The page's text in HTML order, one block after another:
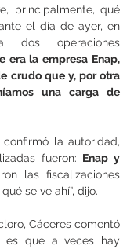
principalmente, qué
el día de ayer, en
dos operaciones
era la empresa Enap,
crudo que y, por otra
una carga de
la autoridad,
fueron: Enap y
las fiscalizaciones
se ve ahí”, dijo.
Cáceres comentó
es que a veces hay